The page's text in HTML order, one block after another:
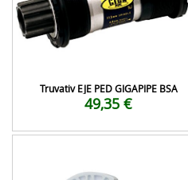
Truvativ EJE PED GIGAPIPE BSA
49,35 €